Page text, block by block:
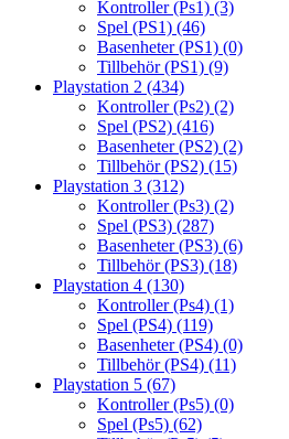
Kontroller (Ps1) (3)
Spel (PS1) (46)
Basenheter (PS1) (0)
Tillbehör (PS1) (9)
Playstation 2 (434)
Kontroller (Ps2) (2)
Spel (PS2) (416)
Basenheter (PS2) (2)
Tillbehör (PS2) (15)
Playstation 3 (312)
Kontroller (Ps3) (2)
Spel (PS3) (287)
Basenheter (PS3) (6)
Tillbehör (PS3) (18)
Playstation 4 (130)
Kontroller (Ps4) (1)
Spel (PS4) (119)
Basenheter (PS4) (0)
Tillbehör (PS4) (11)
Playstation 5 (67)
Kontroller (Ps5) (0)
Spel (Ps5) (62)